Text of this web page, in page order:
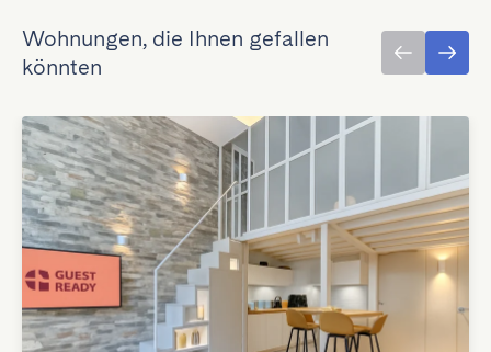
Wohnungen, die Ihnen gefallen
könnten